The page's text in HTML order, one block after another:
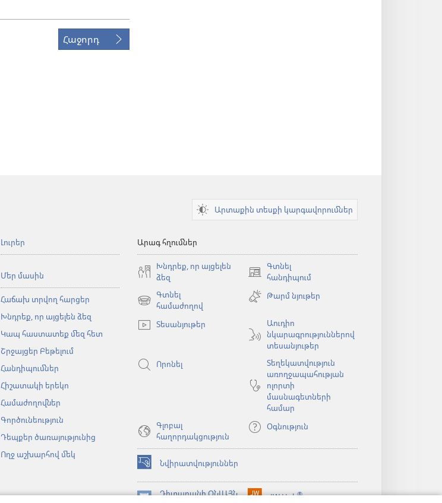
Հաջորդ
Արտաքին տեսքի կարգավորումներ
Լուրեր
Մեր մասին
Հաճախ տրվող հարցեր
Խնդրեք, որ այցելեն ձեզ
Կապ հաստատեք մեզ հետ
Շրջայցեր Բեթելում
Հանդիպումներ
Հիշատակի երեկո
Համաժողովներ
Գործունեություն
Դեպքեր ծառայությունից
Ողջ աշխարհով մեկ
Արագ հղումներ
Խնդրեք, որ այցելեն
ձեզ
Գտնել
հանդիպում
(բացվում
նոր
Գտնել
համաժողով
(բացվում
նոր
Թարմ նյութեր
Տեսանյութեր
Աուդիո
նկարագրություններով
տեսանյութեր
Որոնել
Տեղեկատվություն
առողջապահության
ոլորտի
մասնագետների
համար
Գլոբալ
հաղորդակցություն
Օգնություն
Նվիրատվություններ
(բացվում
է
նոր
Դիտարանի ՕՆԼԱՅՆ
JW Hub®